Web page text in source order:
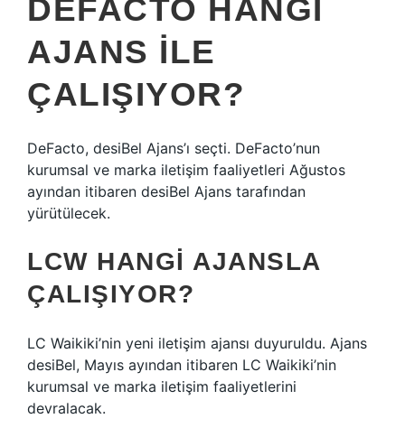
DEFACTO HANGI
AJANS ILE
ÇALIŞIYOR?
DeFacto, desiBel Ajans’ı seçti. DeFacto’nun
kurumsal ve marka iletişim faaliyetleri Ağustos
ayından itibaren desiBel Ajans tarafından
yürütülecek.
LCW HANGI AJANSLA
ÇALIŞIYOR?
LC Waikiki’nin yeni iletişim ajansı duyuruldu. Ajans
desiBel, Mayıs ayından itibaren LC Waikiki’nin
kurumsal ve marka iletişim faaliyetlerini
devralacak.